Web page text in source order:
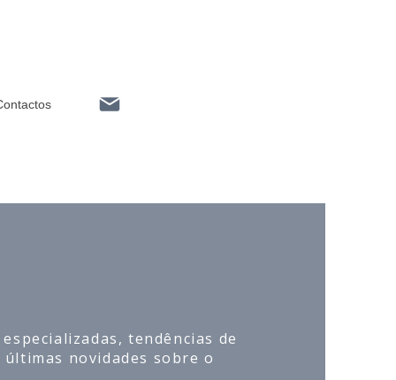
tendências de
últimas novidades sobre o